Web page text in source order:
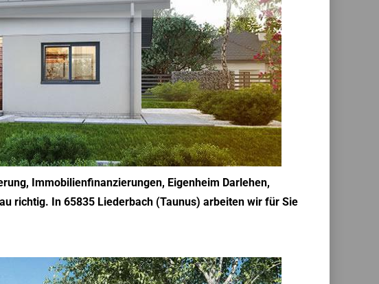
Immobilienfinanzierungen, Eigenheim Darlehen,
richtig. In 65835 Liederbach (Taunus) arbeiten wir für Sie